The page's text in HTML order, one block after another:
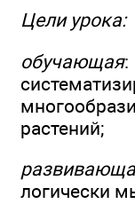
Цели урока:
обучающая:
растений;
логически